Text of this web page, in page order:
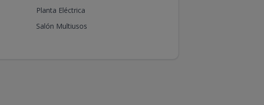
Planta Eléctrica
Salón Multiusos